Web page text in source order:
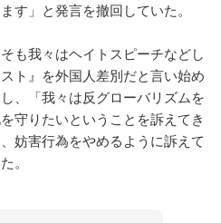
す」と発言を撤回していた。
も我々はヘイトスピーチなどし
ト』を外国人差別だと言い始め
、「我々は反グローバリズムを
守りたいということを訴えてき
妨害行為をやめるように訴えて
。